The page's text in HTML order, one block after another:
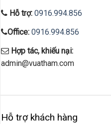
Hỗ trợ: 0916.994.856
Office: 0916.994.856
Hợp tác, khiếu nại:
admin@vuatham.com
Hỗ trợ khách hàng